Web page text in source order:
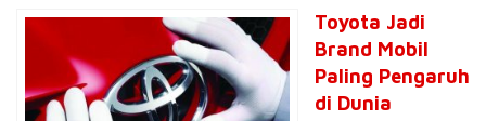
Toyota Jadi
Brand Mobil
Paling Pengaruh
di Dunia